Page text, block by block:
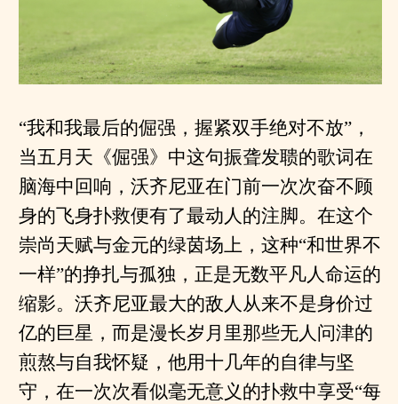
“我和我最后的倔强，握紧双手绝对不放”，
当五月天《倔强》中这句振聋发聩的歌词在
脑海中回响，沃齐尼亚在门前一次次奋不顾
身的飞身扑救便有了最动人的注脚。在这个
崇尚天赋与金元的绿茵场上，这种“和世界不
一样”的挣扎与孤独，正是无数平凡人命运的
缩影。沃齐尼亚最大的敌人从来不是身价过
亿的巨星，而是漫长岁月里那些无人问津的
煎熬与自我怀疑，他用十几年的自律与坚
守，在一次次看似毫无意义的扑救中享受“每